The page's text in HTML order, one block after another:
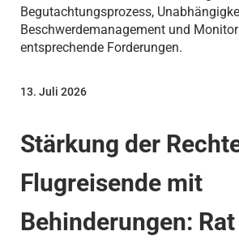
Begutachtungsprozess,
Beschwerdemanagement und
entsprechende Forderungen.
Stärkung der
Flugreisende mit
Behinderungen:
13. Juli 2026